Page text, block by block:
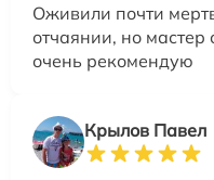
Оживили почти
отчаянии, но мастер
очень рекомендую
Крылов Павел